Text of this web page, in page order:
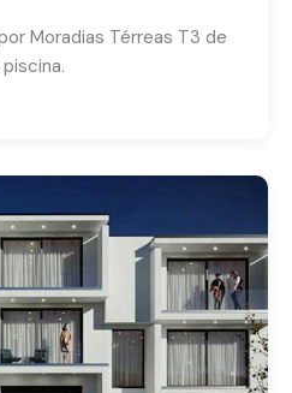
Moradias Térreas T3 de